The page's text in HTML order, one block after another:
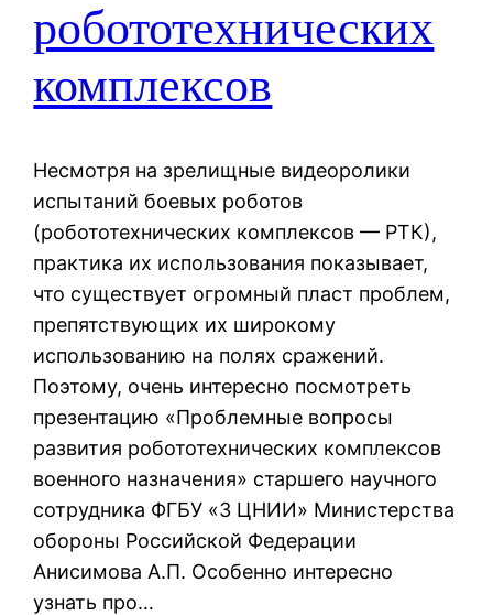
робототехнических
комплексов
Несмотря на зрелищные видеоролики
испытаний боевых роботов
(робототехнических комплексов — РТК),
практика их использования показывает,
что существует огромный пласт проблем,
препятствующих их широкому
использованию на полях сражений.
Поэтому, очень интересно посмотреть
презентацию «Проблемные вопросы
развития робототехнических комплексов
военного назначения» старшего научного
сотрудника ФГБУ «3 ЦНИИ» Министерства
обороны Российской Федерации
Анисимова А.П. Особенно интересно
узнать про…